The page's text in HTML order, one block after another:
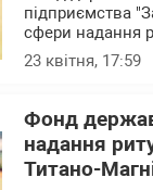
підприємства
сфери надання
23 квітня, 17:59
Фонд
надання
Титано-